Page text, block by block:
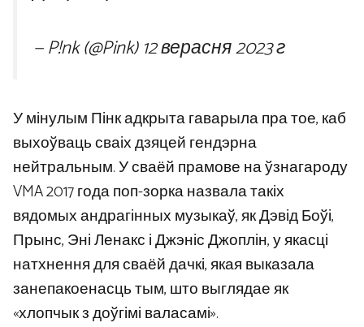
— P!nk (@Pink)12 верасня 2023 г
У мінулым Пінк адкрыта гаварыла пра тое, каб
выхоўваць сваіх дзяцей гендэрна
нейтральным. У сваёй прамове на ўзнагароду
VMA 2017 года поп-зорка назвала такіх
вядомых андрагінных музыкаў, як Дэвід Боўі,
Прынс, Эні Ленакс і Джэніс Джоплін, у якасці
натхнення для сваёй дачкі, якая выказала
занепакоенасць тым, што выглядае як
«хлопчык з доўгімі валасамі».